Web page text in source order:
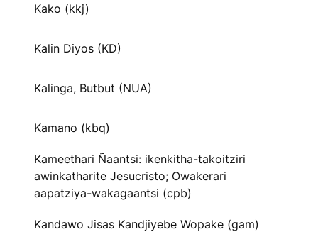
Kako (kkj)
Kalin Diyos (KD)
Kalinga, Butbut (NUA)
Kamano (kbq)
Kameethari Ñaantsi: ikenkitha-takoitziri
awinkatharite Jesucristo; Owakerari
aapatziya-wakagaantsi (cpb)
Kandawo Jisas Kandjiyebe Wopake (gam)